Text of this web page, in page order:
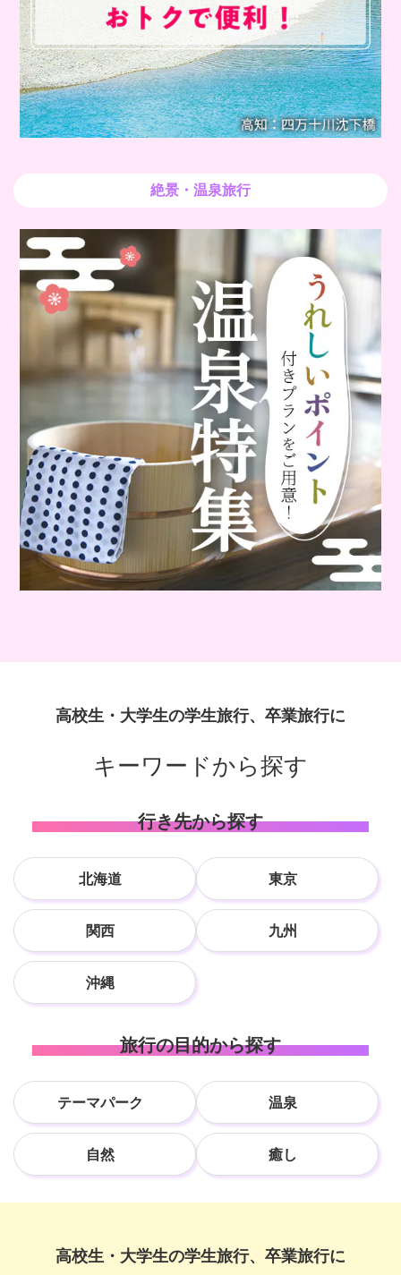
絶景・温泉旅行
高校生・大学生の学生旅行、卒業旅行に
キーワードから探す
行き先から探す
北海道 東京
関西 九州
沖縄
旅行の目的から探す
テーマパーク 温泉
自然 癒し
高校生・大学生の学生旅行、卒業旅行に